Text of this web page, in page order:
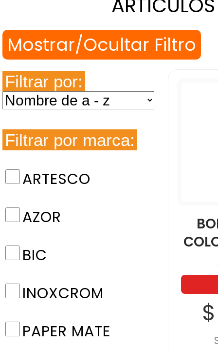
Filtrar por:
Filtrar por marca:
ARTESCO
AZOR
BIC
INOXCROM
PAPER MATE